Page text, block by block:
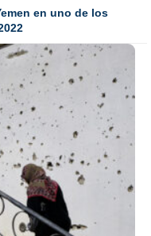
en uno de los